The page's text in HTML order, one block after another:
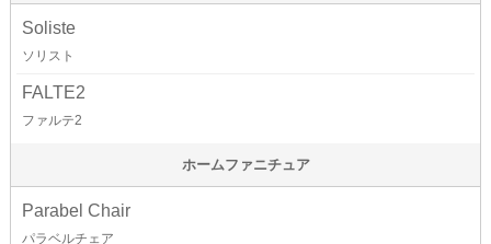
Soliste
ソリスト
FALTE2
ファルテ2
ホームファニチュア
Parabel Chair
パラベルチェア